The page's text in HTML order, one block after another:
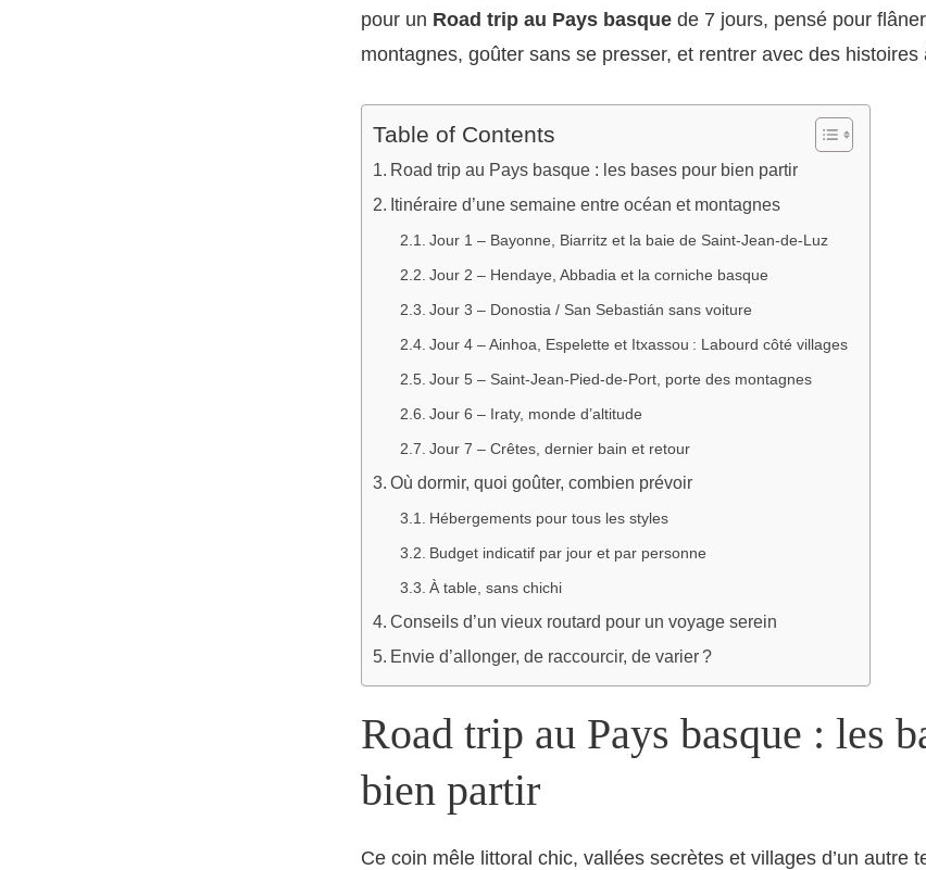
pour un Road trip au Pays basque de 7 jours, pensé pour
montagnes, goûter sans se presser, et rentrer avec des histoires
Table of Contents
Road trip au Pays basque : les bases pour bien partir
Itinéraire d’une semaine entre océan et montagnes
Jour 1 – Bayonne, Biarritz et la baie de Saint-Jean-de-Luz
Jour 2 – Hendaye, Abbadia et la corniche basque
Jour 3 – Donostia / San Sebastián sans voiture
Jour 4 – Ainhoa, Espelette et Itxassou : Labourd côté villages
Jour 5 – Saint-Jean-Pied-de-Port, porte des montagnes
Jour 6 – Iraty, monde d’altitude
Jour 7 – Crêtes, dernier bain et retour
Où dormir, quoi goûter, combien prévoir
Hébergements pour tous les styles
Budget indicatif par jour et par personne
À table, sans chichi
Conseils d’un vieux routard pour un voyage serein
Envie d’allonger, de raccourcir, de varier ?
Road trip au Pays basque : les
bien partir
Ce coin mêle littoral chic, vallées secrètes et villages d’un autre